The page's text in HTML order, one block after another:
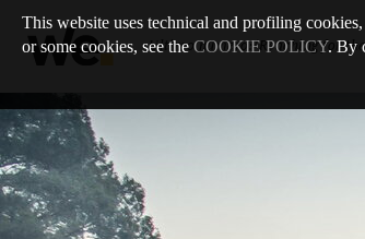
Ultimo numero:/Reaching for
This website uses technical and profiling
or some cookies, see the COOKIE POLICY. By